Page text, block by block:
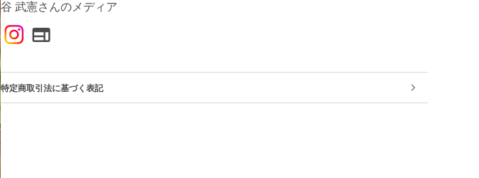
谷 武憲さんのメディア
特定商取引法に基づく表記